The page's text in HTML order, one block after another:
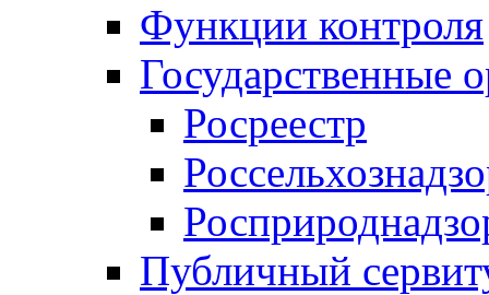
Функции контроля
Государственные
Росреестр
Публичный